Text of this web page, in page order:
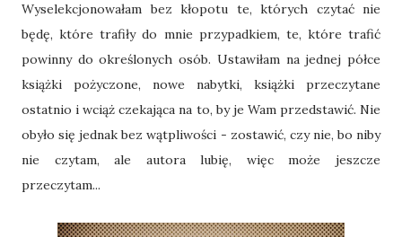
Wyselekcjonowałam bez kłopotu te, których czytać nie
będę, które trafiły do mnie przypadkiem, te, które trafić
powinny do określonych osób. Ustawiłam na jednej półce
książki pożyczone, nowe nabytki, książki przeczytane
ostatnio i wciąż czekająca na to, by je Wam przedstawić. Nie
obyło się jednak bez wątpliwości - zostawić, czy nie, bo niby
nie czytam, ale autora lubię, więc może jeszcze
przeczytam...